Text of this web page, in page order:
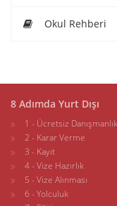
Okul Rehberi
8 Adımda Yurt Dışı
1 - Ücretsiz Danışmanlık
2 - Karar Verme
3 - Kayıt
4 - Vize Hazırlık
5 - Vize Alınması
6 - Yolculuk